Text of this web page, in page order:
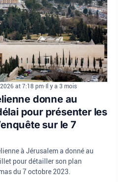
at 7:18 pm• Il y a 3 mois
donne au
pour présenter les
sur le 7
à Jérusalem a donné au
pour détailler son plan
du 7 octobre 2023.